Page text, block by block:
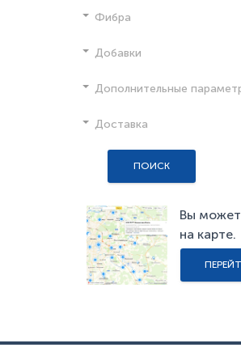
Фибра
Добавки
Дополнительные
Доставка
ПОИСК
Вы
на карте.